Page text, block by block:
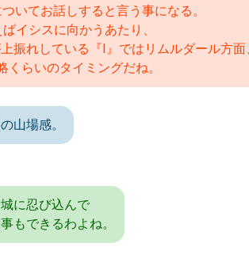
いてお話しすると言う事になる。
イシスに向かうあたり、
振れしている『I』ではリムルダール方面
くらいのタイミングだね。
山場感。
に忍び込んで
もできるわよね。